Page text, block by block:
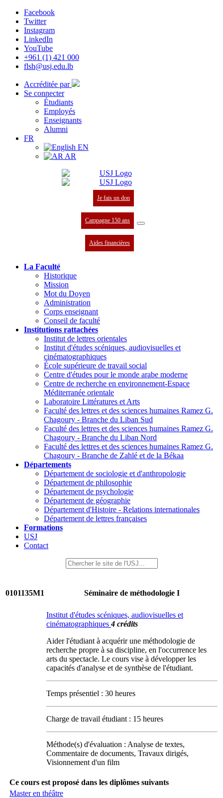
Facebook
Twitter
Instagram
LinkedIn
YouTube
+961 (1) 421 000
flsh@usj.edu.lb
Accréditée par
Se connecter
Étudiants
Employés
Enseignants
Alumni
FR
EN
AR
Je fais un don
Campagne 150 ans
Aides financières
La Faculté
Historique
Mission
Mot du Doyen
Administration
Corps enseignant
Conseil de faculté
Institutions rattachées
Institut de lettres orientales
Institut d'études scéniques, audiovisuelles et
cinématographiques
École supérieure de travail social
Centre d'études pour le monde arabe moderne
Centre de recherche en environnement-Espace
Méditerranée orientale
Laboratoire Littératures et Arts
Faculté des lettres et des sciences humaines Ramez G.
Chagoury - Branche du Liban Sud
Faculté des lettres et des sciences humaines Ramez G.
Chagoury - Branche du Liban Nord
Faculté des lettres et des sciences humaines Ramez G.
Chagoury - Branche de Zahlé et de la Békaa
Départements
Département de sociologie et d'anthropologie
Département de philosophie
Département de psychologie
Département de géographie
Département d'Histoire - Relations internationales
Département de lettres françaises
Formations
USJ
Contact
0101135M1 Séminaire de méthodologie I
Institut d'études scéniques, audiovisuelles et
cinématographiques4 crédits
Aider l'étudiant à acquérir une méthodologie de
recherche propre à sa discipline, en l'occurrence les
arts du spectacle. Le cours vise à développer les
capacités d'analyse et de synthèse de l'étudiant.
Temps présentiel : 30 heures
Charge de travail étudiant : 15 heures
Méthode(s) d'évaluation : Analyse de textes,
Commentaire de documents, Travaux dirigés,
Visionnement d'un film
Ce cours est proposé dans les diplômes suivants
Master en théâtre